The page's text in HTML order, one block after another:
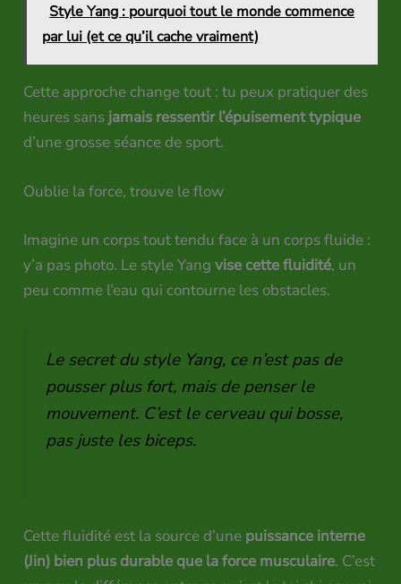
Style Yang : pourquoi tout le monde commence
par lui (et ce qu’il cache vraiment)
Cette approche change tout : tu peux pratiquer des
heures sans jamais ressentir l’épuisement typique
d’une grosse séance de sport.
Oublie la force, trouve le flow
Imagine un corps tout tendu face à un corps fluide :
y’a pas photo. Le style Yangvise cette fluidité, un
peu comme l’eau qui contourne les obstacles.
Le secret du style Yang, ce n’est pas de
pousser plus fort, mais de penser le
mouvement. C’est le cerveau qui bosse,
pas juste les biceps.
Cette fluidité est la source d’une puissance interne
(Jin) bien plus durable que la force musculaire. C’est